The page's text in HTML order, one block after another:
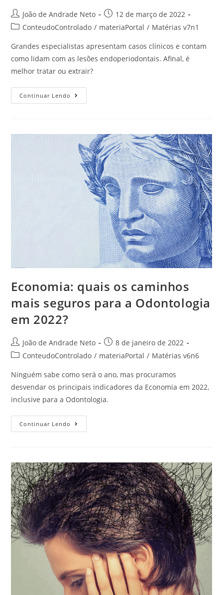
João de Andrade Neto
12 de março de 2022
ConteudoControlado / materiaPortal / Matérias v7n1
Grandes especialistas apresentam casos clínicos e contam
como lidam com as lesões endoperiodontais. Afinal, é
melhor tratar ou extrair?
Continuar Lendo
Economia: quais os caminhos
mais seguros para a Odontologia
em 2022?
João de Andrade Neto
8 de janeiro de 2022
ConteudoControlado / materiaPortal / Matérias v6n6
Ninguém sabe como será o ano, mas procuramos
desvendar os principais indicadores da Economia em 2022,
inclusive para a Odontologia.
Continuar Lendo